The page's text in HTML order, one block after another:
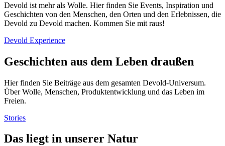
Devold ist mehr als Wolle. Hier finden Sie Events, Inspiration und
Geschichten von den Menschen, den Orten und den Erlebnissen, die
Devold zu Devold machen. Kommen Sie mit raus!
Devold Experience
Geschichten aus dem Leben draußen
Hier finden Sie Beiträge aus dem gesamten Devold-Universum.
Über Wolle, Menschen, Produktentwicklung und das Leben im
Freien.
Stories
Das liegt in unserer Natur